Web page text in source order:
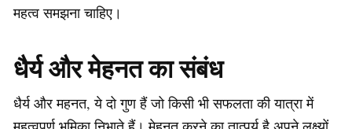
महत्व समझना चाहिए।
धैर्य और मेहनत का संबंध
धैर्य और महनत, ये दो गुण हैं जो किसी भी सफलता की यात्रा में